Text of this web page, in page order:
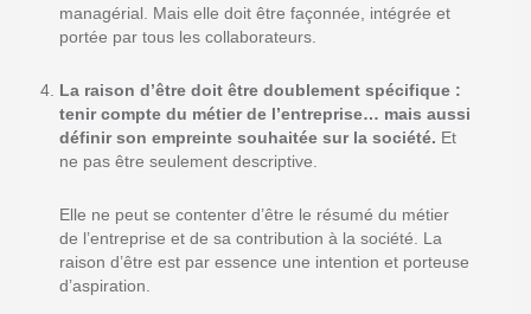
managérial. Mais elle doit être façonnée, intégrée et
portée par tous les collaborateurs.
La raison d’être doit être doublement spécifique :
tenir compte du métier de l’entreprise… mais aussi
définir son empreinte souhaitée sur la société. Et
ne pas être seulement descriptive.
Elle ne peut se contenter d’être le résumé du métier
de l’entreprise et de sa contribution à la société. La
raison d’être est par essence une intention et porteuse
d’aspiration